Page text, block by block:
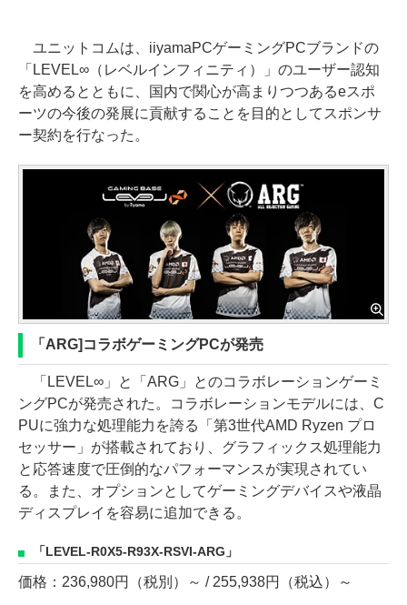
ユニットコムは、iiyamaPCゲーミングPCブランドの
「LEVEL∞（レベルインフィニティ）」のユーザー認知
を高めるとともに、国内で関心が高まりつつあるeスポ
ーツの今後の発展に貢献することを目的としてスポンサ
ー契約を行なった。
「ARG]コラボゲーミングPCが発売
「LEVEL∞」と「ARG」とのコラボレーションゲーミ
ングPCが発売された。コラボレーションモデルには、C
PUに強力な処理能力を誇る「第3世代AMD Ryzen プロ
セッサー」が搭載されており、グラフィックス処理能力
と応答速度で圧倒的なパフォーマンスが実現されてい
る。また、オプションとしてゲーミングデバイスや液晶
ディスプレイを容易に追加できる。
「LEVEL-R0X5-R93X-RSVI-ARG」
価格：236,980円（税別）～ / 255,938円（税込）～